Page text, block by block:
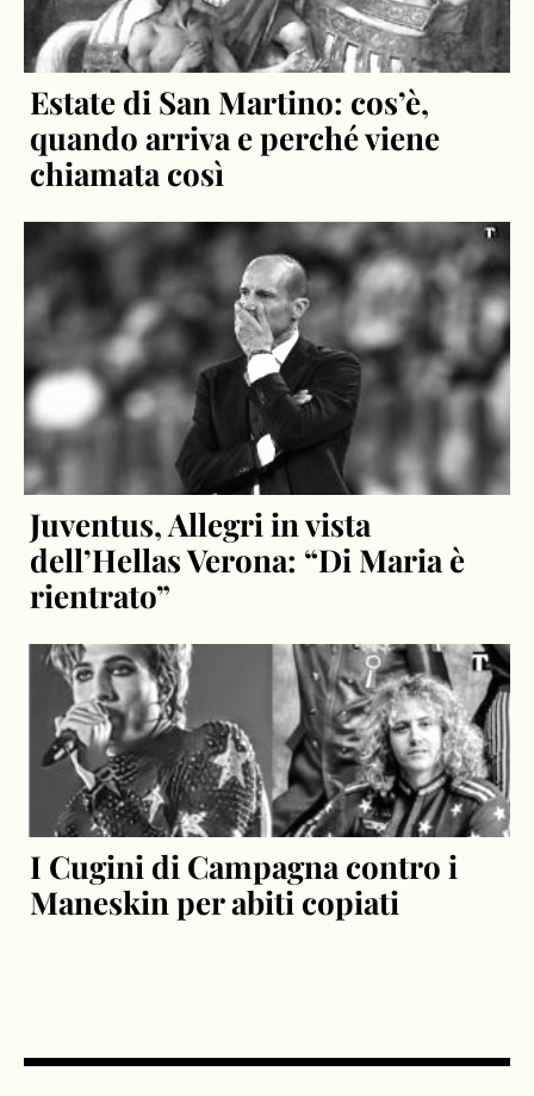
Estate di San Martino: cos’è,
quando arriva e perché viene
chiamata così
Juventus, Allegri in vista
dell’Hellas Verona: “Di Maria è
rientrato”
I Cugini di Campagna contro i
Maneskin per abiti copiati